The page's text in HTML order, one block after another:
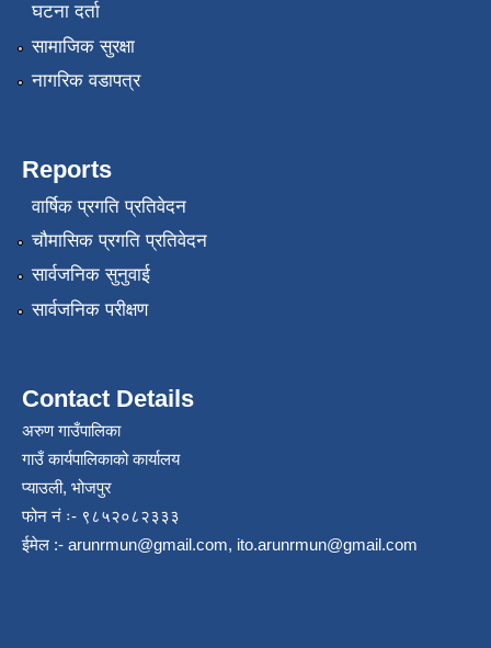
घटना दर्ता
सामाजिक सुरक्षा
नागरिक वडापत्र
Reports
वार्षिक प्रगति प्रतिवेदन
चौमासिक प्रगति प्रतिवेदन
सार्वजनिक सुनुवाई
सार्वजनिक परीक्षण
Contact Details
अरुण गाउँपालिका
गाउँ कार्यपालिकाको कार्यालय
प्याउली, भोजपुर
फोन नं ः- ९८५२०८२३३३
ईमेल :- arunrmun@gmail.com, ito.arunrmun@gmail.com